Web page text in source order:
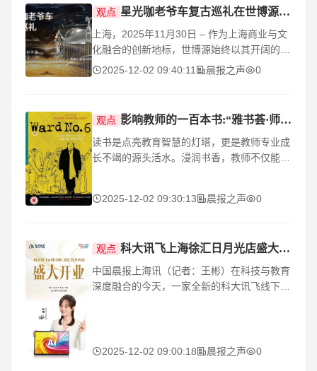
观点 星光咖老爷车复古巡礼在世博源盛大启幕,跨界公益诠释“车与爱”的浪漫
上海，2025年11月30日 – 作为上海商业与文
化融合的创新地标，世博源始终以其开阔的公
共空间与前瞻性的运营理念，为市民游客带来
2025-12-02 09:40:11 晨报之声 0
观点 影响教师的一百本书:“雅书荟·师者荐读”—杭州市和家园小学黄家欢推荐《第六病房》
读书是点亮教育智慧的灯塔，更是教师专业成
长不竭的源头活水。浸润书香，教师不仅能汲
远见与格局
2025-12-02 09:30:13 晨报之声 0
观点 科大讯飞上海徐汇日月光店盛大开业,AI学习产品引领智能教育新风向
中国晨报上海讯（记者：王彬）在科技与教育
深度融合的今天，一家全新的科大讯飞线下体
2025-12-02 09:00:18
晨报之声 0